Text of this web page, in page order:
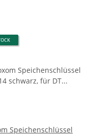
Speichenschlüssel